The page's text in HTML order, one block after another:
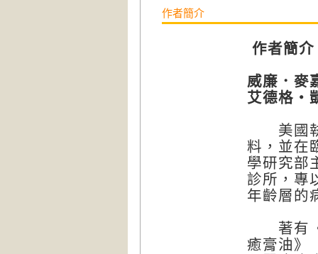
作者簡介
作者簡介
威廉．麥
艾德格・
美國執
料，並在
學研究部
診所，專
年齡層的
著有《
癒膏油》